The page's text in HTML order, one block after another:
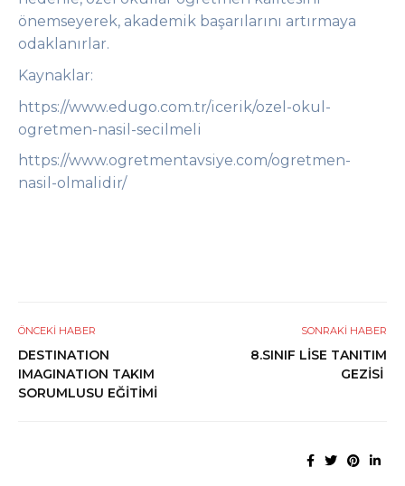
önemseyerek, akademik başarılarını artırmaya
odaklanırlar.
Kaynaklar:
https://www.edugo.com.tr/icerik/ozel-okul-
ogretmen-nasil-secilmeli
https://www.ogretmentavsiye.com/ogretmen-
nasil-olmalidir/
ÖNCEKI HABER
DESTINATION
IMAGINATION TAKIM
SORUMLUSU EĞİTİMİ
SONRAKI HABER
8.SINIF LİSE TANITIM
GEZİSİ